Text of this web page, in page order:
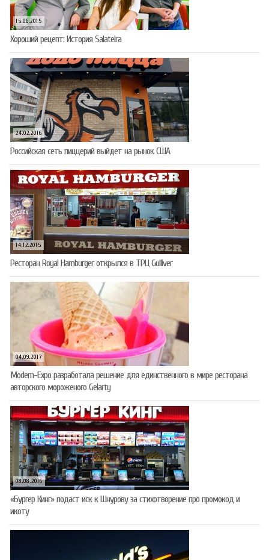
15.06.2015
Хороший рецепт: История Salateira
24.02.2016
Российская сеть пиццерий выйдет на рынок США
14.12.2015
Ресторан Royal Hamburger открылся в ТРЦ Gulliver
04.09.2017
Modern-Expo разработала решение для единственного в мире ресторана
авторского мороженого Gelarty
08.08.2016
«Бургер Кинг» подаст иск к Шнурову за стихотворение про промокод и
икоту